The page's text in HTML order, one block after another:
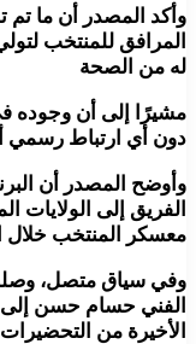
وأكد المصدر أن ما تم
المرافق للمنتخب
له من الصحة
مشيرًا إلى أن وجوده
دون أي ارتباط رسمي
وأوضح المصدر أن
الفريق إلى الولايات
معسكر المنتخب خلال
وفي سياق متصل، وصلت
الفني حسام حسن إلى
الأخيرة من